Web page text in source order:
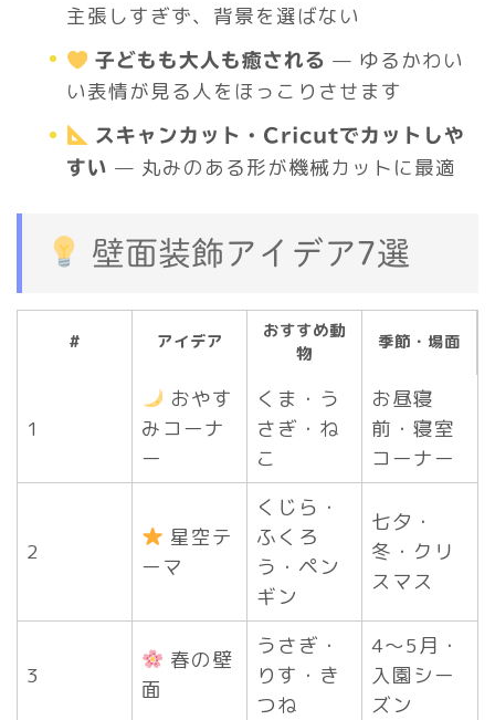
主張しすぎず、背景を選ばない
子どもも大人も癒される — ゆるかわい
い表情が見る人をほっこりさせます
スキャンカット・Cricutでカットしや
すい — 丸みのある形が機械カットに最適
壁面装飾アイデア7選
# アイデア
おすすめ動
物
季節・場面
1
おやす
みコーナ
ー
くま・う
さぎ・ね
こ
お昼寝
前・寝室
コーナー
2
星空テ
ーマ
くじら・
ふくろ
う・ペン
ギン
七夕・
冬・クリ
スマス
3
春の壁
面
うさぎ・
りす・き
つね
4〜5月・
入園シー
ズン